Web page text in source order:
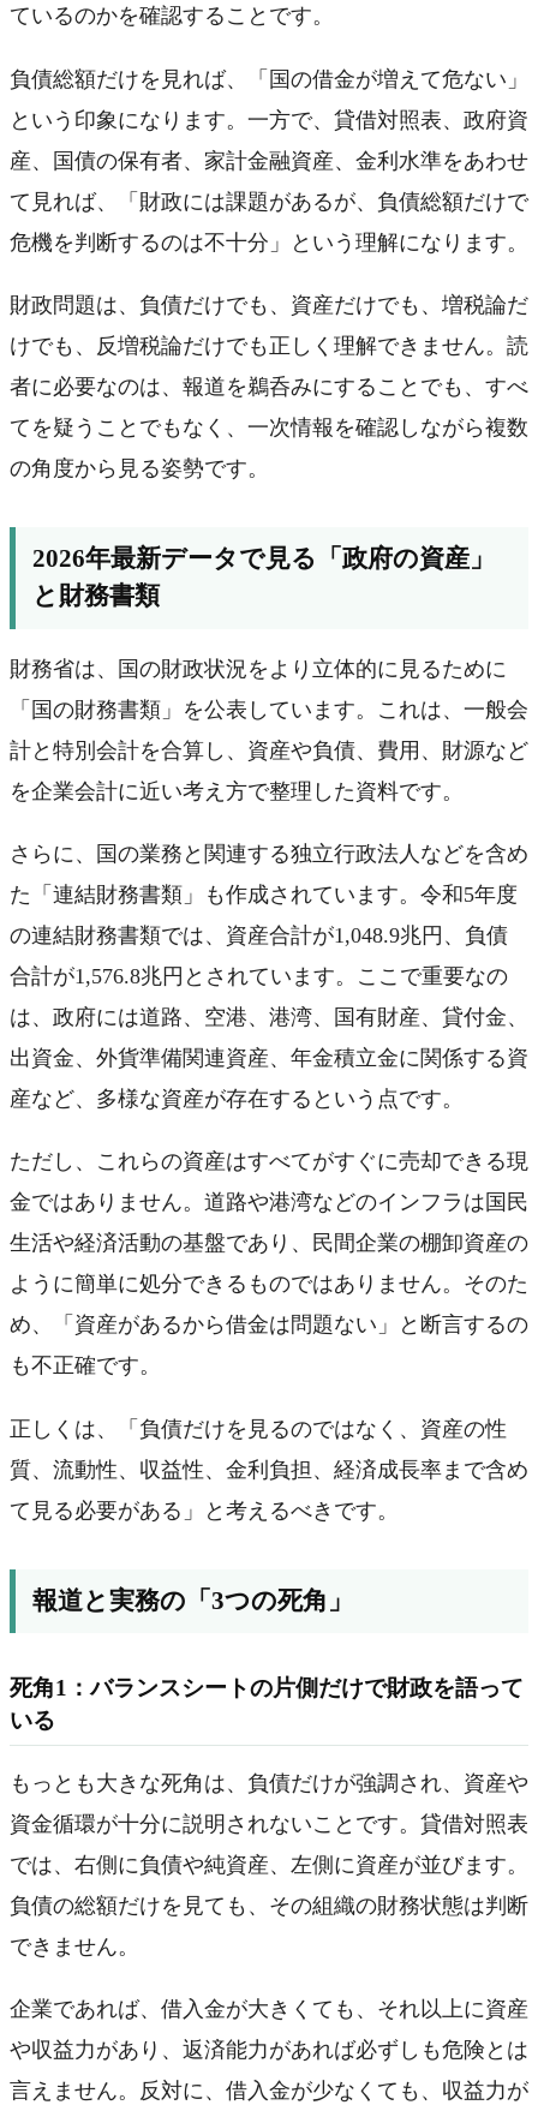
ているのかを確認することです。
負債総額だけを見れば、「国の借金が増えて危ない」
という印象になります。一方で、貸借対照表、政府資
産、国債の保有者、家計金融資産、金利水準をあわせ
て見れば、「財政には課題があるが、負債総額だけで
危機を判断するのは不十分」という理解になります。
財政問題は、負債だけでも、資産だけでも、増税論だ
けでも、反増税論だけでも正しく理解できません。読
者に必要なのは、報道を鵜呑みにすることでも、すべ
てを疑うことでもなく、一次情報を確認しながら複数
の角度から見る姿勢です。
2026年最新データで見る「政府の資産」
と財務書類
財務省は、国の財政状況をより立体的に見るために
「国の財務書類」を公表しています。これは、一般会
計と特別会計を合算し、資産や負債、費用、財源など
を企業会計に近い考え方で整理した資料です。
さらに、国の業務と関連する独立行政法人などを含め
た「連結財務書類」も作成されています。令和5年度
の連結財務書類では、資産合計が1,048.9兆円、負債
合計が1,576.8兆円とされています。ここで重要なの
は、政府には道路、空港、港湾、国有財産、貸付金、
出資金、外貨準備関連資産、年金積立金に関係する資
産など、多様な資産が存在するという点です。
ただし、これらの資産はすべてがすぐに売却できる現
金ではありません。道路や港湾などのインフラは国民
生活や経済活動の基盤であり、民間企業の棚卸資産の
ように簡単に処分できるものではありません。そのた
め、「資産があるから借金は問題ない」と断言するの
も不正確です。
正しくは、「負債だけを見るのではなく、資産の性
質、流動性、収益性、金利負担、経済成長率まで含め
て見る必要がある」と考えるべきです。
報道と実務の「3つの死角」
死角1：バランスシートの片側だけで財政を語って
いる
もっとも大きな死角は、負債だけが強調され、資産や
資金循環が十分に説明されないことです。貸借対照表
では、右側に負債や純資産、左側に資産が並びます。
負債の総額だけを見ても、その組織の財務状態は判断
できません。
企業であれば、借入金が大きくても、それ以上に資産
や収益力があり、返済能力があれば必ずしも危険とは
言えません。反対に、借入金が少なくても、収益力が